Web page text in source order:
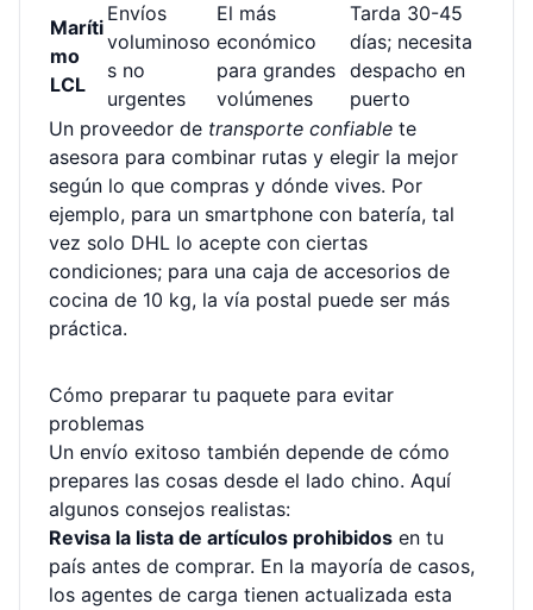
Maríti
mo
LCL
Envíos
voluminoso
s no
urgentes
El más
económico
para grandes
volúmenes
Tarda 30-45
días; necesita
despacho en
puerto
Un proveedor de transporte confiable te
asesora para combinar rutas y elegir la mejor
según lo que compras y dónde vives. Por
ejemplo, para un smartphone con batería, tal
vez solo DHL lo acepte con ciertas
condiciones; para una caja de accesorios de
cocina de 10 kg, la vía postal puede ser más
práctica.
Cómo preparar tu paquete para evitar
problemas
Un envío exitoso también depende de cómo
prepares las cosas desde el lado chino. Aquí
algunos consejos realistas:
Revisa la lista de artículos prohibidos en tu
país antes de comprar. En la mayoría de casos,
los agentes de carga tienen actualizada esta